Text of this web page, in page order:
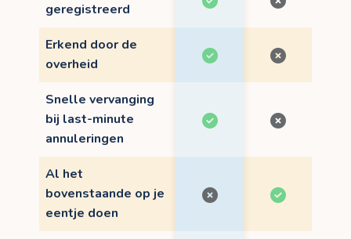
geregistreerd
Erkend door de
overheid
Snelle vervanging
bij last-minute
annuleringen
Al het
bovenstaande op je
eentje doen